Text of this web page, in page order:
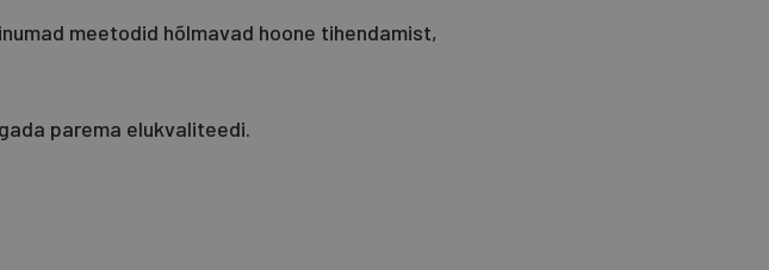
meetodid hõlmavad hoone tihendamist,
parema elukvaliteedi.